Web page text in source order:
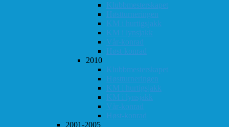
Klubbmesterskapet
Høstturneringen
KM i hurtigsjakk
KM i lynsjakk
Vår-konrad
Høst-konrad
2010
Klubbmesterskapet
Høstturneringen
KM i hurtigsjakk
KM i lynsjakk
Vår-konrad
Høst-konrad
2001-2005